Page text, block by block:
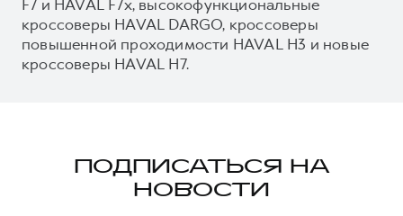
F7 и HAVAL F7x, высокофункциональные
кроссоверы HAVAL DARGO, кроссоверы
повышенной проходимости HAVAL H3 и новые
кроссоверы HAVAL H7.
ПОДПИСАТЬСЯ НА
НОВОСТИ